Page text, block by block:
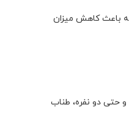
باعث کاهش میزان
حتی دو نفره، طناب